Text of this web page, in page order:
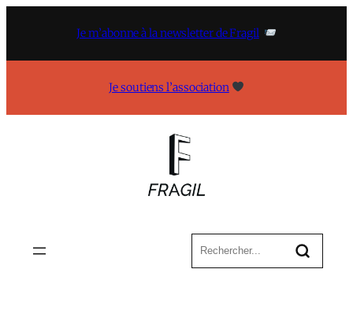
Je m’abonne à la newsletter de Fragil
Je soutiens l’association